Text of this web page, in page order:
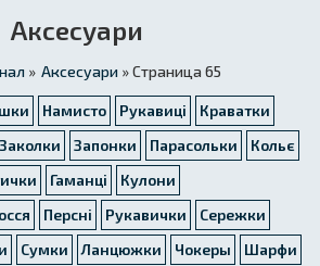
Аксесуари
» Аксесуари » Страница 65
Намисто Рукавиці
Краватки
Заколки Запонки Парасольки
Кольє
Гаманці
Кулони
Персні Рукавички
Сережки
Сумки Ланцюжки Чокеры
Шарфи